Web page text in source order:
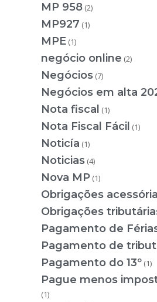
MP 958 (2)
MP927 (1)
MPE (1)
negócio online (2)
Negócios (7)
Negócios em alta
Nota fiscal (1)
Nota Fiscal Fácil (1)
Noticía (1)
Noticias (4)
Nova MP (1)
Obrigações
Obrigações
Pagamento de
Pagamento de
Pagamento do 13º (1)
Pague menos
(1)